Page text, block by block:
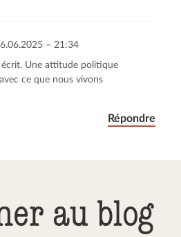
– 21:34
Une attitude politique
ce que nous vivons
Répondre
au blog